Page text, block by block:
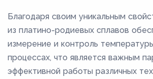
Благодаря своим уникальным
из платино-родиевых сплавов
измерение и контроль
процессах, что является важным
эффективной работы различных